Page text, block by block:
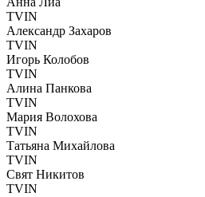
TVIN
Александр Захаров
TVIN
Игорь Колобов
TVIN
Алина Панкова
TVIN
Мария Волохова
TVIN
Татьяна Михайлова
TVIN
Свят Никитов
TVIN